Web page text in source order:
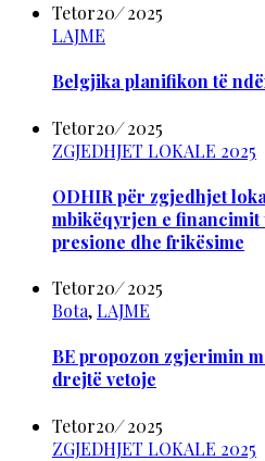
Tetor20/2025
LAJME
Belgjika planifikon të
Tetor20/2025
ZGJEDHJET LOKALE 2025
ODHIR për zgjedhjet
mbikëqyrjen e financimit
presione dhe frikësime
Tetor20/2025
Bota,LAJME
BE propozon zgjerimin
drejtë vetoje
Tetor20/2025
ZGJEDHJET LOKALE 2025